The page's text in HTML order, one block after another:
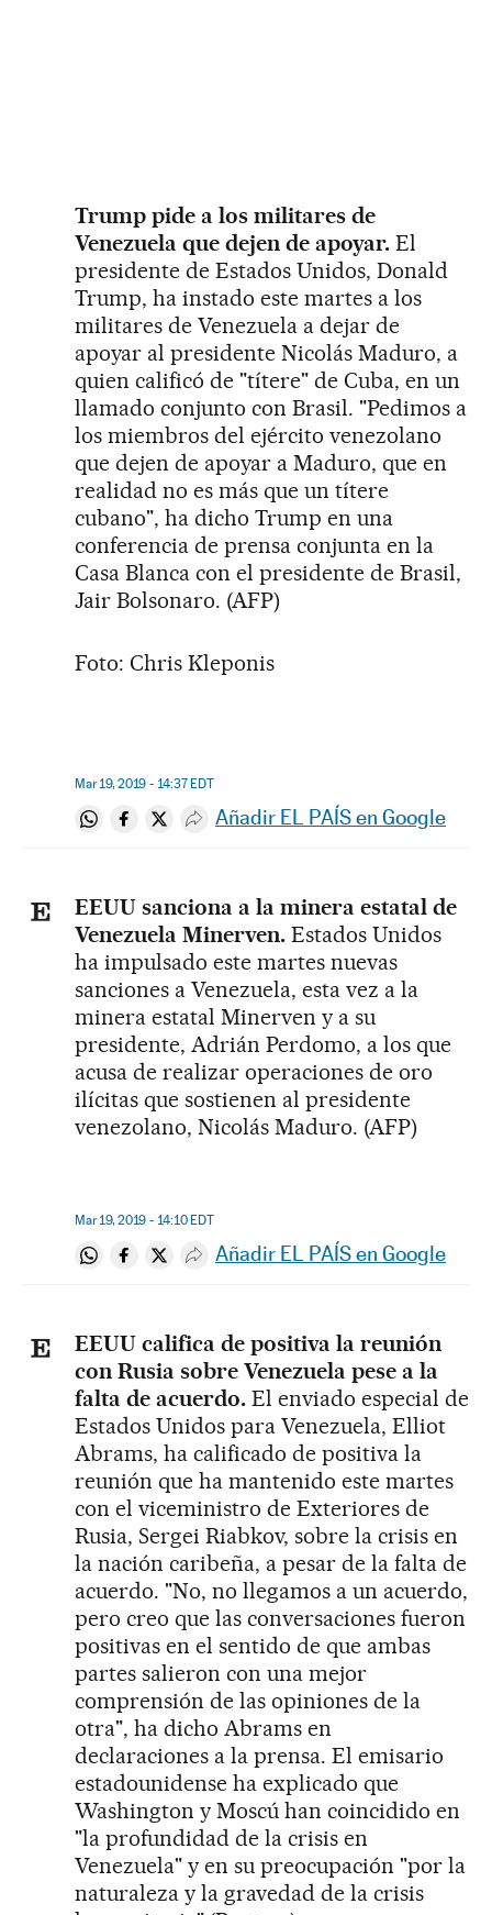
Trump pide a los militares de
Venezuela que dejen de apoyar. El
presidente de Estados Unidos, Donald
Trump, ha instado este martes a los
militares de Venezuela a dejar de
apoyar al presidente Nicolás Maduro, a
quien calificó de "títere" de Cuba, en un
llamado conjunto con Brasil. "Pedimos a
los miembros del ejército venezolano
que dejen de apoyar a Maduro, que en
realidad no es más que un títere
cubano", ha dicho Trump en una
conferencia de prensa conjunta en la
Casa Blanca con el presidente de Brasil,
Jair Bolsonaro. (AFP)
Foto: Chris Kleponis
Mar 19, 2019 - 14:37 EDT
Compartir en Whatsapp
Compartir en Facebook
Compartir en Twitter
Desplegar Redes Sociales
Añadir EL PAÍS en Google
EEUU sanciona a la minera estatal de
Venezuela Minerven. Estados Unidos
ha impulsado este martes nuevas
sanciones a Venezuela, esta vez a la
minera estatal Minerven y a su
presidente, Adrián Perdomo, a los que
acusa de realizar operaciones de oro
ilícitas que sostienen al presidente
venezolano, Nicolás Maduro. (AFP)
Mar 19, 2019 - 14:10 EDT
Compartir en Whatsapp
Compartir en Facebook
Compartir en Twitter
Desplegar Redes Sociales
Añadir EL PAÍS en Google
EEUU califica de positiva la reunión
con Rusia sobre Venezuela pese a la
falta de acuerdo. El enviado especial de
Estados Unidos para Venezuela, Elliot
Abrams, ha calificado de positiva la
reunión que ha mantenido este martes
con el viceministro de Exteriores de
Rusia, Sergei Riabkov, sobre la crisis en
la nación caribeña, a pesar de la falta de
acuerdo. "No, no llegamos a un acuerdo,
pero creo que las conversaciones fueron
positivas en el sentido de que ambas
partes salieron con una mejor
comprensión de las opiniones de la
otra", ha dicho Abrams en
declaraciones a la prensa. El emisario
estadounidense ha explicado que
Washington y Moscú han coincidido en
"la profundidad de la crisis en
Venezuela" y en su preocupación "por la
naturaleza y la gravedad de la crisis